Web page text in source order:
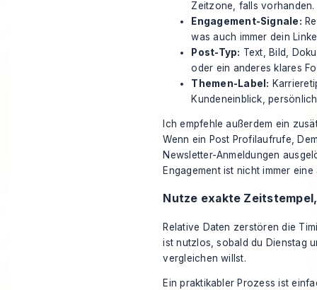
Zeitzone, falls vorhanden.
Engagement-Signale:
was auch immer dein
Post-Typ: Text, Bild,
oder ein anderes klares
Themen-Label:
Kundeneinblick,
Ich empfehle außerdem ein
Wenn ein Post Profilaufrufe,
Newsletter-Anmeldungen
Engagement ist nicht immer
Nutze exakte
Relative Daten zerstören die
ist nutzlos, sobald du Dienstag
vergleichen willst.
Ein praktikabler Prozess ist